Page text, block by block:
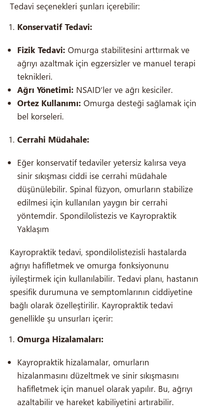
Tedavi seçenekleri şunları içerebilir:
Konservatif Tedavi:
Fizik Tedavi: Omurga stabilitesini arttırmak ve
ağrıyı azaltmak için egzersizler ve manuel terapi
teknikleri.
Ağrı Yönetimi: NSAID’ler ve ağrı kesiciler.
Ortez Kullanımı: Omurga desteği sağlamak için
bel korseleri.
Cerrahi Müdahale:
Eğer konservatif tedaviler yetersiz kalırsa veya
sinir sıkışması ciddi ise cerrahi müdahale
düşünülebilir. Spinal füzyon, omurların stabilize
edilmesi için kullanılan yaygın bir cerrahi
yöntemdir. Spondilolistezis ve Kayropraktik
Yaklaşım
Kayropraktik tedavi, spondilolistezisli hastalarda
ağrıyı hafifletmek ve omurga fonksiyonunu
iyileştirmek için kullanılabilir. Tedavi planı, hastanın
spesifik durumuna ve semptomlarının ciddiyetine
bağlı olarak özelleştirilir. Kayropraktik tedavi
genellikle şu unsurları içerir:
Omurga Hizalamaları:
Kayropraktik hizalamalar, omurların
hizalanmasını düzeltmek ve sinir sıkışmasını
hafifletmek için manuel olarak yapılır. Bu, ağrıyı
azaltabilir ve hareket kabiliyetini artırabilir.